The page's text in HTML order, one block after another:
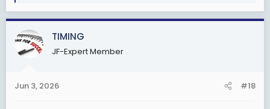
a
c
t
i
s
TIMING
JF-Expert Member
Jun 3, 2026 #18